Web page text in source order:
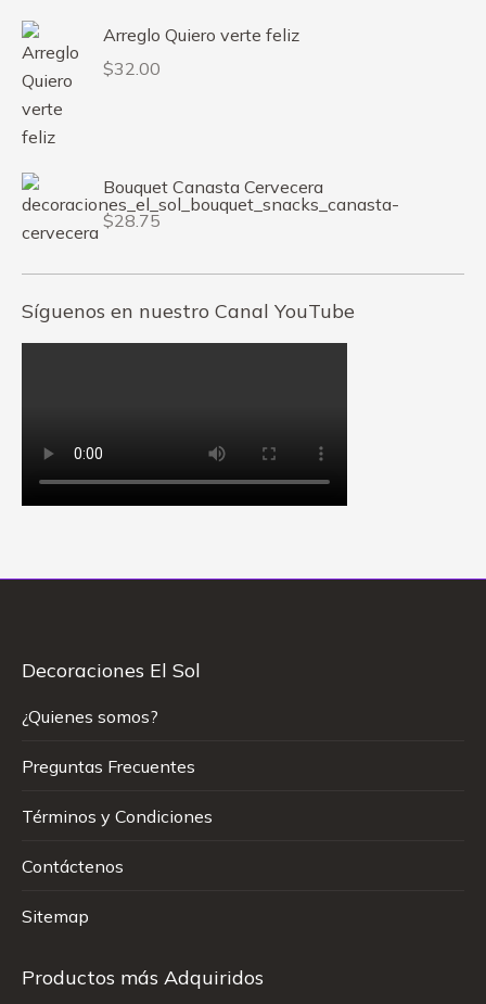
Arreglo Quiero verte feliz
$32.00
Bouquet Canasta Cervecera
$28.75
Síguenos en nuestro Canal YouTube
Decoraciones El Sol
¿Quienes somos?
Preguntas Frecuentes
Términos y Condiciones
Contáctenos
Sitemap
Productos más Adquiridos